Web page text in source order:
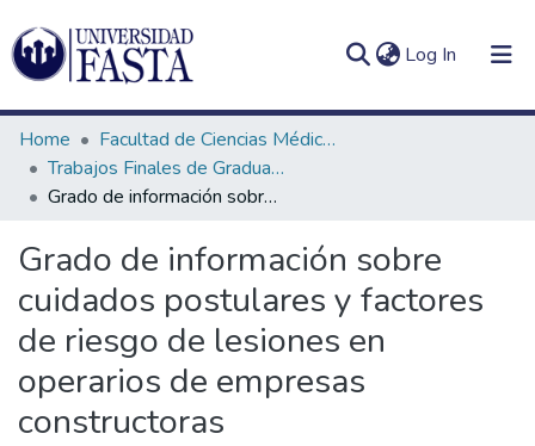
Log In (current)
Communities
&
Collections
All of DSpace
Statistics
In (current)
Home
Facultad de Ciencias Médicas
Trabajos Finales de Graduación de Licenciatura en Kinesiología
Grado de información sobre cuidados postulares y factores de riesgo de lesiones en operarios de empresas constructoras
Grado de información sobre
cuidados postulares y factores
de riesgo de lesiones en
operarios de empresas
constructoras